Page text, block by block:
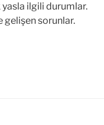
yasla ilgili durumlar.
gelişen sorunlar.